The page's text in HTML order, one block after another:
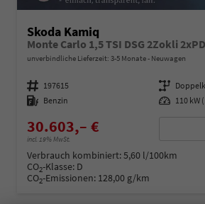
Skoda Kamiq
unverbindliche Lieferzeit: 3-5 Monate Neuwagen
Fahrzeugnummer 197615 Getriebe
Kraftstoff Benzin Leistung 110 kW
30.603,– €
incl. 19% MwSt.
Verbrauch kombiniert:5,60 l/100km
CO2-Klasse: D
CO2-Emissionen: 128,00 g/km